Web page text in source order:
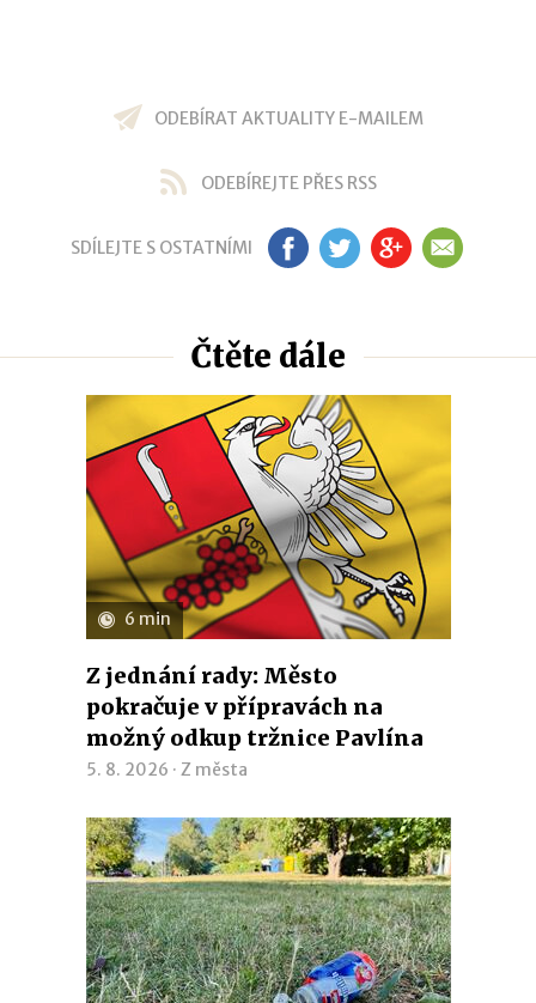
ODEBÍRAT AKTUALITY E-MAILEM
ODEBÍREJTE PŘES RSS
SDÍLEJTE S OSTATNÍMI FB TW GP EM
Čtěte dále
6 min
Z jednání rady: Město
pokračuje v přípravách na
možný odkup tržnice Pavlína
5. 8. 2026 · Z města